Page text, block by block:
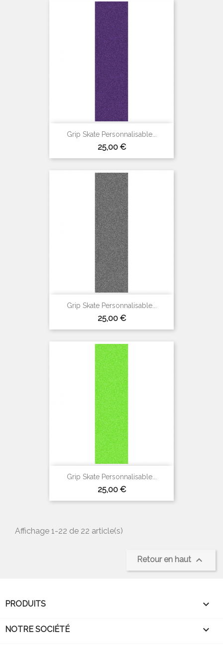
Grip Skate Personnalisable...
Prix
25,00 €
Grip Skate Personnalisable...
Prix
25,00 €
Grip Skate Personnalisable...
Prix
25,00 €
Affichage 1-22 de 22 article(s)
Retour en haut 
PRODUITS 
NOTRE SOCIÉTÉ 